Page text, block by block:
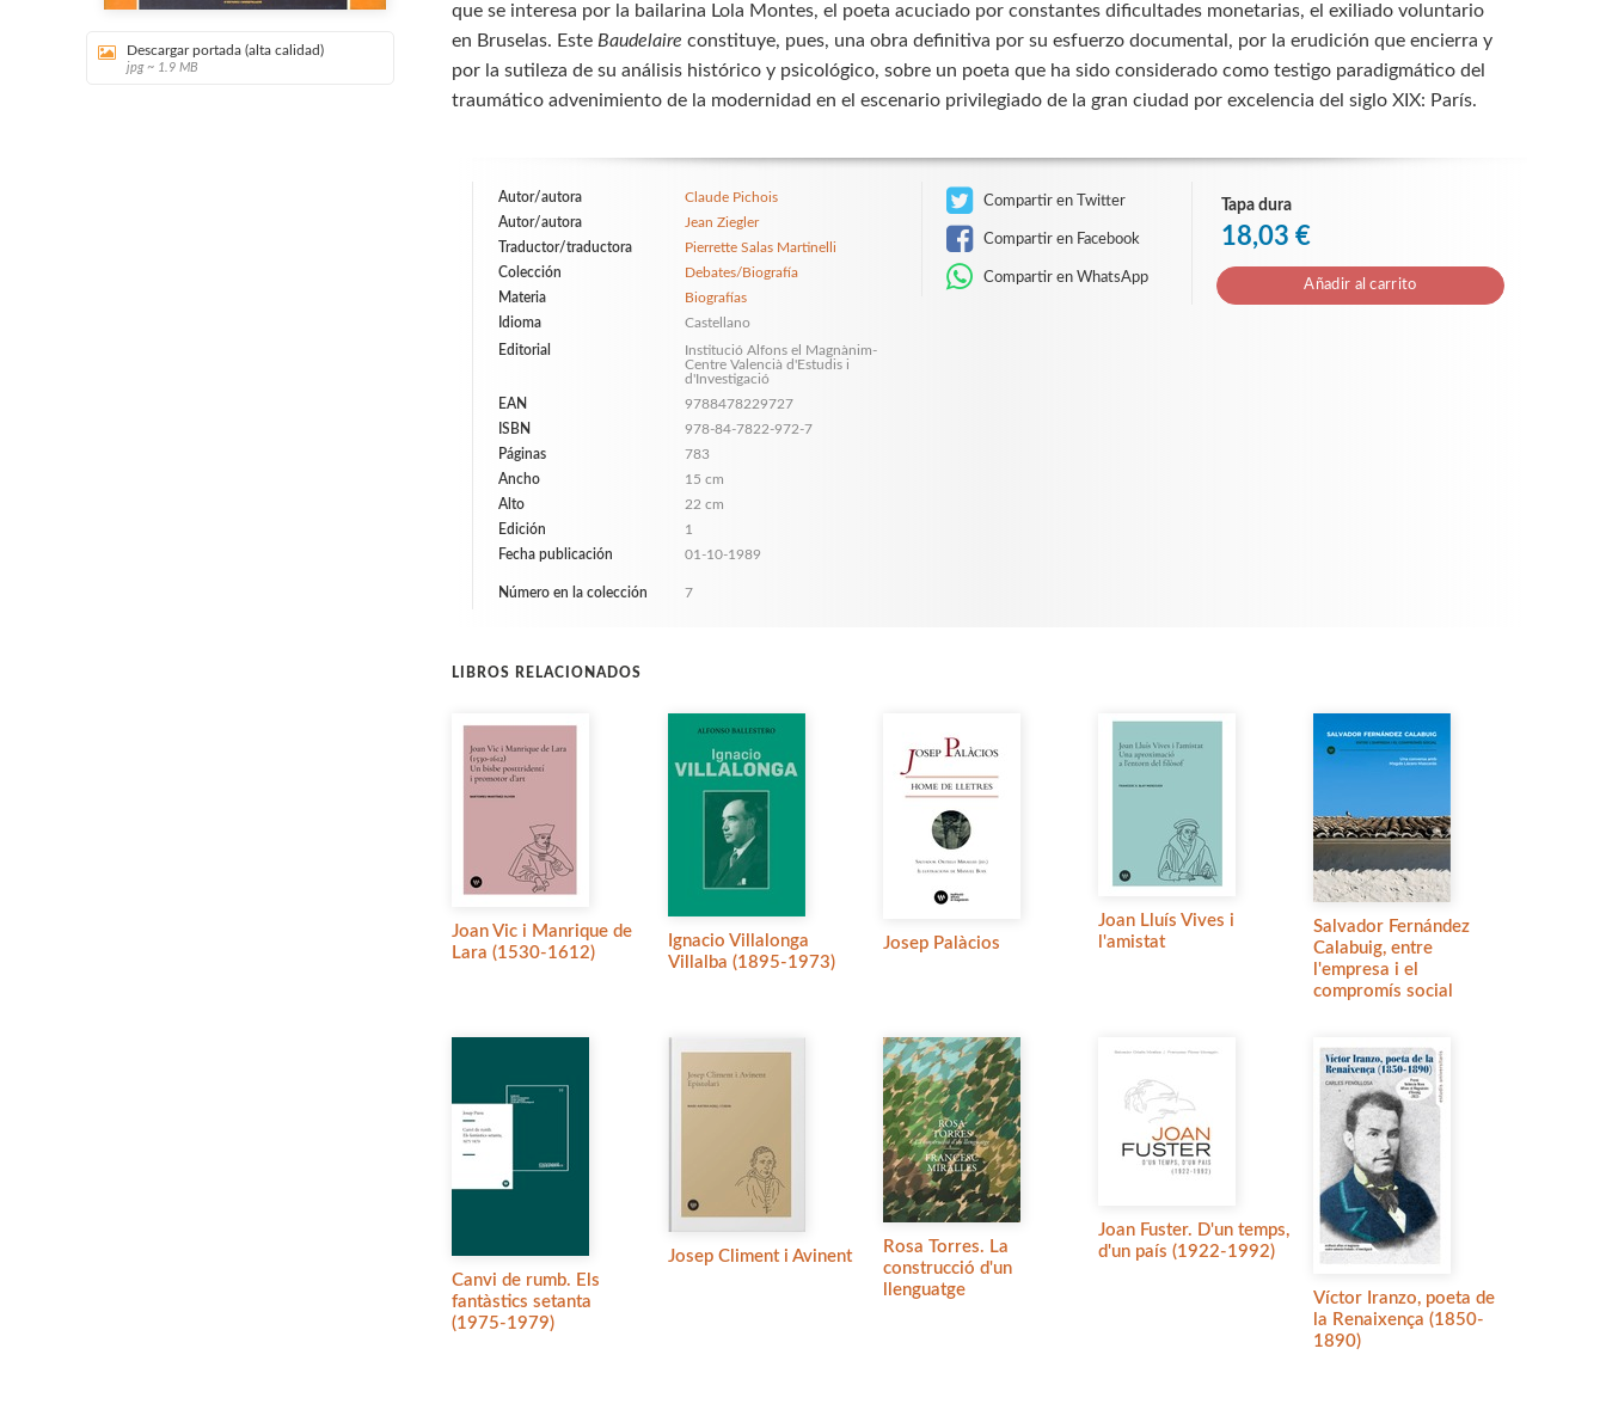
Descargar portada (alta calidad)
jpg ~ 1.9 MB
que se interesa por la bailarina Lola Montes, el poeta acuciado por constantes dificultades monetarias, el exiliado voluntario
en Bruselas. Este Baudelaireconstituye, pues, una obra definitiva por su esfuerzo documental, por la erudición que encierra y
por la sutileza de su análisis histórico y psicológico, sobre un poeta que ha sido considerado como testigo paradigmático del
traumático advenimiento de la modernidad en el escenario privilegiado de la gran ciudad por excelencia del siglo XIX: París.
Autor/autora
Claude Pichois
Autor/autora
Jean Ziegler
Traductor/traductora
Pierrette Salas Martinelli
Colección
Debates/Biografía
Materia
Biografías
Idioma
Castellano
Editorial
Institució Alfons el Magnànim-
Centre Valencià d'Estudis i
d'Investigació
EAN
9788478229727
ISBN
978-84-7822-972-7
Páginas
783
Ancho
15 cm
Alto
22 cm
Edición
1
Fecha publicación
01-10-1989
Número en la colección 7
Compartir en Twitter
Compartir en Facebook
Compartir en WhatsApp
Tapa dura
18,03 €
Añadir al carrito
LIBROS RELACIONADOS
Joan Vic i Manrique de
Lara (1530-1612)
Ignacio Villalonga
Villalba (1895-1973)
Josep Palàcios
Joan Lluís Vives i
l'amistat
Salvador Fernández
Calabuig, entre
l'empresa i el
compromís social
Canvi de rumb. Els
fantàstics setanta
(1975-1979)
Josep Climent i Avinent
Rosa Torres. La
construcció d'un
llenguatge
Joan Fuster. D'un temps,
d'un país (1922-1992)
Víctor Iranzo, poeta de
la Renaixença (1850-
1890)